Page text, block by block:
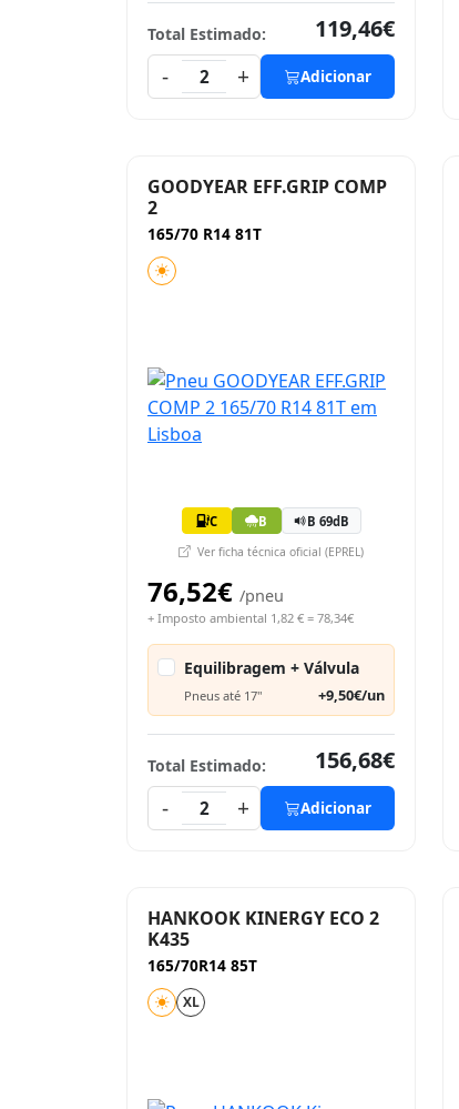
Total Estimado:
119,46€
-
2 + Adicionar
GOODYEAR EFF.GRIP COMP
2
165/70 R14 81T
C B B 69dB
Ver ficha técnica oficial (EPREL)
76,52€ /pneu
+ Imposto ambiental 1,82 € = 78,34€
Equilibragem + Válvula
Pneus até 17" +9,50€/un
Total Estimado:
156,68€
-
2 + Adicionar
HANKOOK KINERGY ECO 2
K435
165/70R14 85T
XL